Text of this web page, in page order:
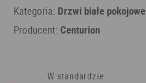
Kategoria: Drzwi białe pokojowe
Producent: Centurion
W standardzie